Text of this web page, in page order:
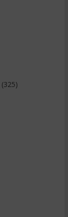
(325)